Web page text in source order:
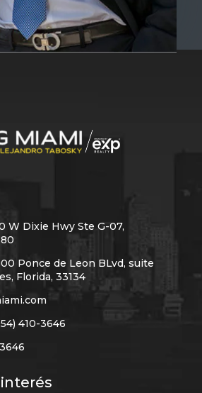
W Dixie Hwy Ste G-07,
Ponce de Leon BLvd, suite
Florida, 33134
410-3646